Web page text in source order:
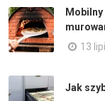
13
Jak